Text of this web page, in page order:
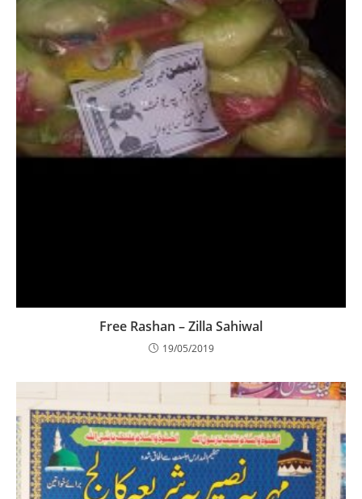
Free Rashan – Zilla Sahiwal
19/05/2019